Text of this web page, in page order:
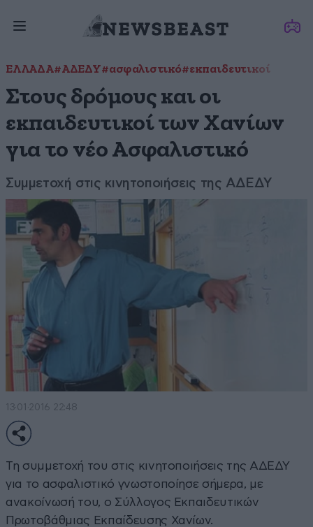
ΕΛΛΑΔΑ#ΑΔΕΔΥ#ασφαλιστικό#εκπαιδευτικοί
Στους δρόμους και οι
εκπαιδευτικοί των Χανίων
για το νέο Ασφαλιστικό
Συμμετοχή στις κινητοποιήσεις της ΑΔΕΔΥ
13·01·2016 22:48
Τη συμμετοχή του στις κινητοποιήσεις της ΑΔΕΔΥ
για το ασφαλιστικό γνωστοποίησε σήμερα, με
ανακοίνωσή του, ο Σύλλογος Εκπαιδευτικών
Πρωτοβάθμιας Εκπαίδευσης Χανίων.